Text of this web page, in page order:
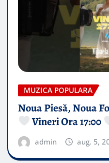
MUZICA POPULARA
Noua Piesă, Noua
Vineri Ora 17:00
admin aug. 5,